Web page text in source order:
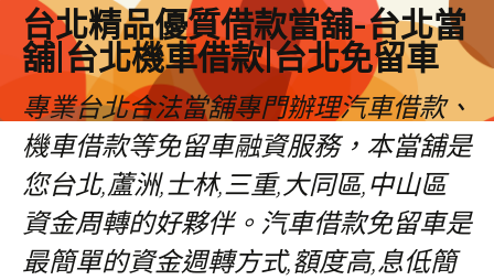
台北精品優質借款當舖-台北當
舖|台北機車借款|台北免留車
專業台北合法當舖專門辦理汽車借款、
機車借款等免留車融資服務，本當舖是
您台北,蘆洲,士林,三重,大同區,中山區
資金周轉的好夥伴。汽車借款免留車是
最簡單的資金週轉方式,額度高,息低簡